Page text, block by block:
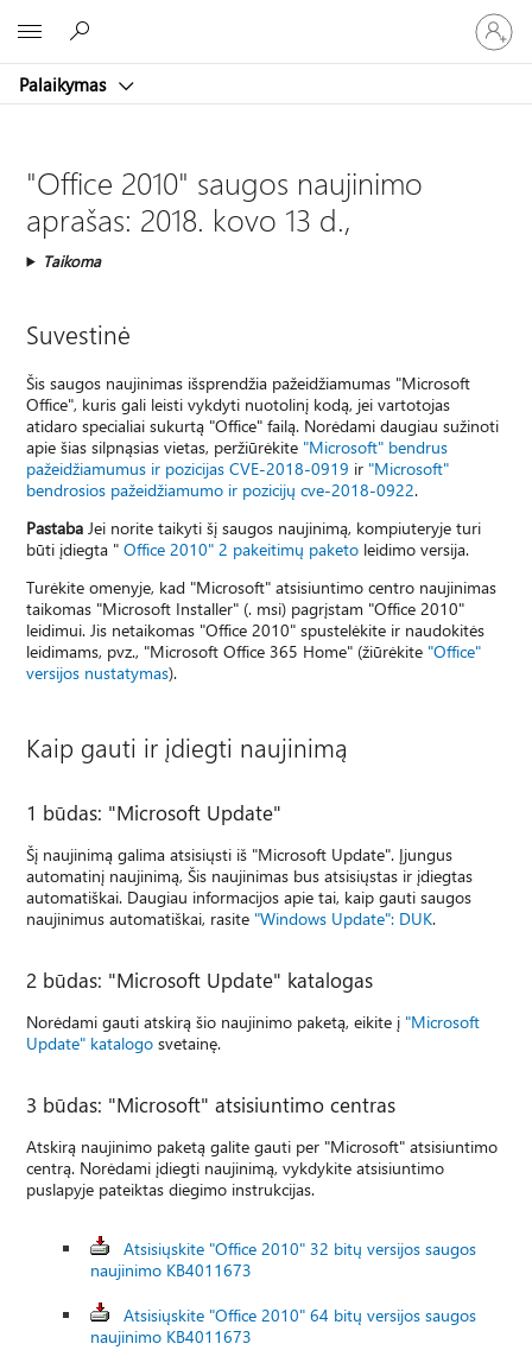
Palaikymas
prie
paskyros
"Office 2010" saugos naujinimo
aprašas: 2018. kovo 13 d.,
Taikoma
Suvestinė
Šis saugos naujinimas išsprendžia pažeidžiamumas "Microsoft
Office", kuris gali leisti vykdyti nuotolinį kodą, jei vartotojas
atidaro specialiai sukurtą "Office" failą. Norėdami daugiau sužinoti
apie šias silpnąsias vietas, peržiūrėkite "Microsoft" bendrus
pažeidžiamumus ir pozicijas CVE-2018-0919 ir "Microsoft"
bendrosios pažeidžiamumo ir pozicijų cve-2018-0922.
Pastaba Jei norite taikyti šį saugos naujinimą, kompiuteryje turi
būti įdiegta "Office 2010" 2 pakeitimų paketo leidimo versija.
Turėkite omenyje, kad "Microsoft" atsisiuntimo centro naujinimas
taikomas "Microsoft Installer" (. msi) pagrįstam "Office 2010"
leidimui. Jis netaikomas "Office 2010" spustelėkite ir naudokitės
leidimams, pvz., "Microsoft Office 365 Home" (žiūrėkite "Office"
versijos nustatymas).
Kaip gauti ir įdiegti naujinimą
1 būdas: "Microsoft Update"
Šį naujinimą galima atsisiųsti iš "Microsoft Update". Įjungus
automatinį naujinimą, Šis naujinimas bus atsisiųstas ir įdiegtas
automatiškai. Daugiau informacijos apie tai, kaip gauti saugos
naujinimus automatiškai, rasite "Windows Update": DUK.
2 būdas: "Microsoft Update" katalogas
Norėdami gauti atskirą šio naujinimo paketą, eikite į "Microsoft
Update" katalogo svetainę.
3 būdas: "Microsoft" atsisiuntimo centras
Atskirą naujinimo paketą galite gauti per "Microsoft" atsisiuntimo
centrą. Norėdami įdiegti naujinimą, vykdykite atsisiuntimo
puslapyje pateiktas diegimo instrukcijas.
Atsisiųskite "Office 2010" 32 bitų versijos saugos
naujinimo KB4011673
Atsisiųskite "Office 2010" 64 bitų versijos saugos
naujinimo KB4011673